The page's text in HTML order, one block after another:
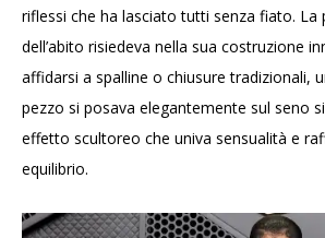
riflessi che ha lasciato tutti senza fiato. La
dell’abito risiedeva nella sua costruzione
affidarsi a spalline o chiusure tradizionali,
pezzo si posava elegantemente sul seno
effetto scultoreo che univa sensualità e
equilibrio.